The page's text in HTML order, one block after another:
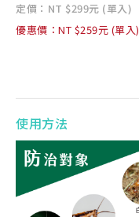
定價：NT $299元 (單入)
優惠價：NT $259元 (單入)
使用方法